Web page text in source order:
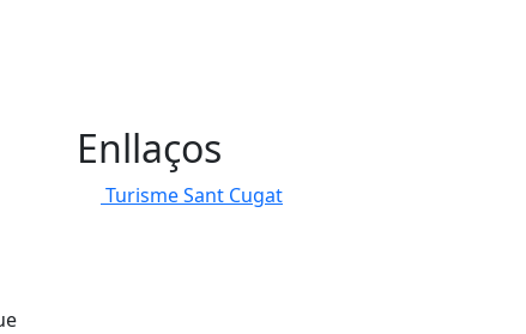
Enllaços
Turisme Sant Cugat